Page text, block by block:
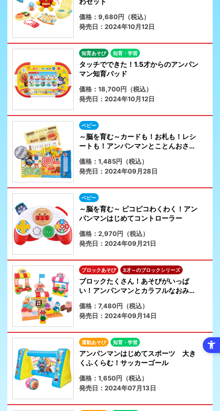
価格：9,680円（税込）
発売日：2024年10月12日
知育あそび 知育・学習
タッチでできた！1.5才からのアンパン
マン知育パッド
価格：18,700円（税込）
発売日：2024年10月12日
ベビー
～脳を育む～カードも！お札も！レシ
ートも！アンパンマンとことんおさい
価格：1,485円（税込）
発売日：2024年09月28日
ベビー
～脳を育む～ ピコピコわくわく！アン
パンマンはじめてコントローラー
価格：2,970円（税込）
発売日：2024年09月21日
ブロックあそび 3才～のブロックシリーズ
ブロックたくさん！あそびがいっぱ
い！アンパンマンとカラフルなおみせ
価格：7,480円（税込）
発売日：2024年09月14日
運動あそび 知育・学習
アンパンマンはじめてスポーツ 大き
くふくらむ！サッカーゴール
価格：1,650円（税込）
発売日：2024年07月13日